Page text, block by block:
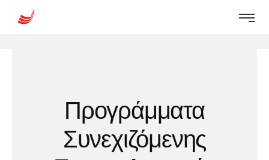
Προγράμματα
Συνεχιζόμενης